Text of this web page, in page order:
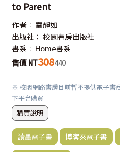
to Parent
作者： 雷靜如
出版社： 校園書房出版社
書系： Home書系
售價 NT308440
※ 校園網路書房目前暫不提供電子書
下平台購買
購買說明
讀墨電子書 博客來電子書